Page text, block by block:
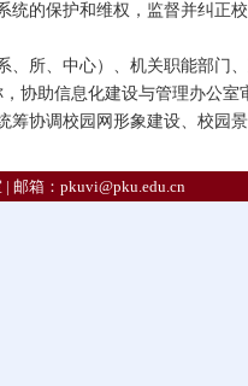
统的保护和维权，监督并纠正
、所、中心）、机关职能部门
协助信息化建设与管理办公室
筹协调校园网形象建设、校园景
邮箱： pkuvi@pku.edu.cn